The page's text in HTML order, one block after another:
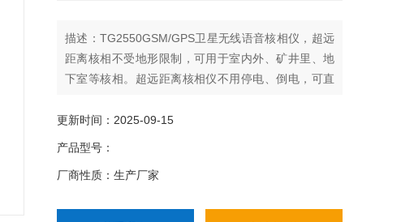
描述：TG2550GSM/GPS卫星无线语音核相仪，超远
距离核相不受地形限制，可用于室内外、矿井里、地
下室等核相。超远距离核相仪不用停电、倒电，可直
密封的环网柜低压感应点核相。具有GSM短信通信功
能，两主机可以互发测试数据给对方，自动完成核
更新时间：2025-09-15
产品型号：
厂商性质：生产厂家